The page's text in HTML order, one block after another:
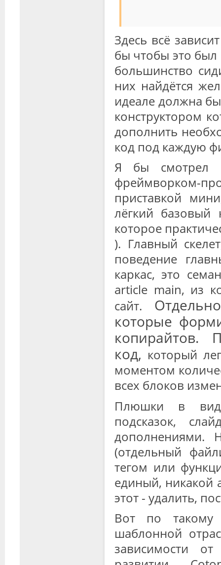
Здесь всё
бы чтобы это
большинство
них найдётся
идеале должна
конструктором
дополнить
код под каждую
Я бы смотрел
фреймворком-
приставкой
лёгкий базовый
которое
). Главный
поведение
каркас, это
article main, из
сайт.
которые
копирайтов.
код, который
моментом
всех блоков
Плюшки в
подсказок,
дополнениями.
(отдельный
тегом или
единый, никакой
этот - удалить,
Вот по такому
шаблонной
зависимости